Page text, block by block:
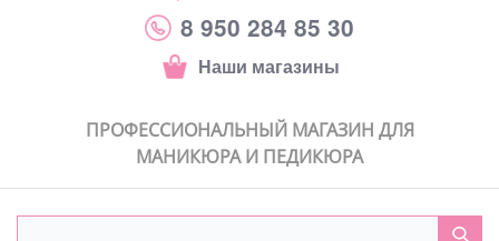
8 950 284 85 30
Наши магазины
ПРОФЕССИОНАЛЬНЫЙ МАГАЗИН ДЛЯ
МАНИКЮРА И ПЕДИКЮРА